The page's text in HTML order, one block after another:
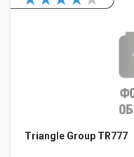
Triangle Group TR777